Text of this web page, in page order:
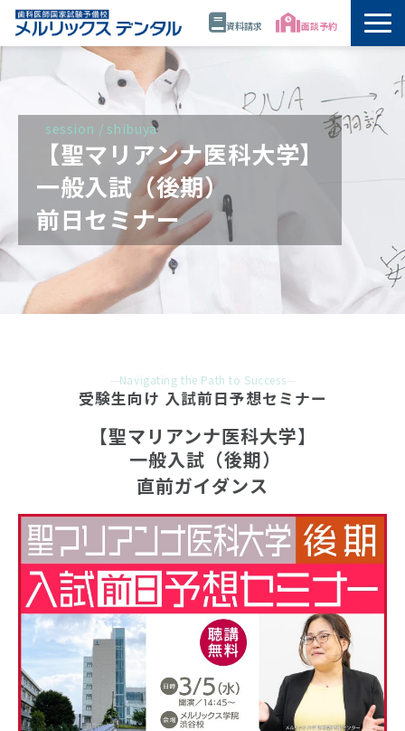
資料請求 面談予約
公開講座・模試・セミナー
年間スケジュール
校舎情報
session / shibuya
【聖マリアンナ医科大学】
一般入試（後期）
前日セミナー
Navigating the Path to Success
受験生向け 入試前日予想セミナー
【聖マリアンナ医科大学】
一般入試（後期）
直前ガイダンス